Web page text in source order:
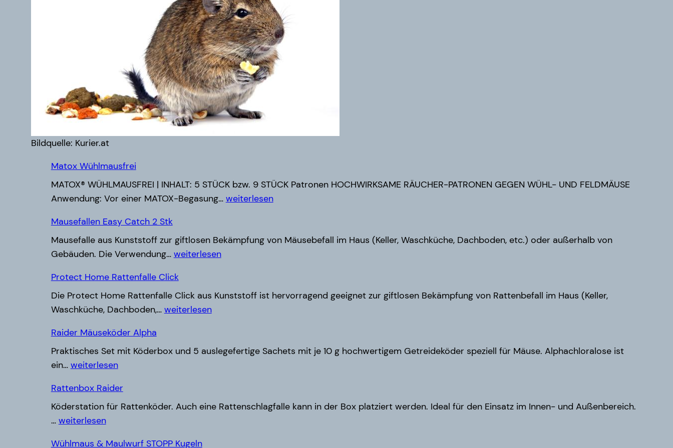
Bildquelle: Kurier.at
Matox Wühlmausfrei
MATOX® WÜHLMAUSFREI | INHALT: 5 STÜCK bzw. 9 STÜCK Patronen HOCHWIRKSAME RÄUCHER-PATRONEN GEGEN WÜHL- UND FELDMÄUSE
Anwendung: Vor einer MATOX-Begasung… Matox
weiterlesen
Mausefallen Easy Catch 2 Stk
Mausefalle aus Kunststoff zur giftlosen Bekämpfung von Mäusebefall im Haus (Keller, Waschküche, Dachboden, etc.) oder außerhalb von
Gebäuden. Die Verwendung… Mausefallen
Catch 2 Stk
weiterlesen
Protect Home Rattenfalle Click
Die Protect Home Rattenfalle Click aus Kunststoff ist hervorragend geeignet zur giftlosen Bekämpfung von Rattenbefall im Haus (Keller,
Waschküche, Dachboden,… Protect
Click
weiterlesen
Raider Mäuseköder Alpha
Praktisches Set mit Köderbox und 5 auslegefertige Sachets mit je 10 g hochwertigem Getreideköder speziell für Mäuse. Alphachloralose ist
ein… Raider
Alpha
weiterlesen
Rattenbox Raider
Köderstation für Rattenköder. Auch eine Rattenschlagfalle kann in der Box platziert werden. Ideal für den Einsatz im Innen- und Außenbereich.
… Rattenbox
weiterlesen
Wühlmaus & Maulwurf STOPP Kugeln